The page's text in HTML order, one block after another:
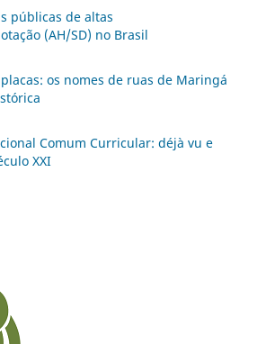
públicas de altas
(AH/SD) no Brasil
os nomes de ruas de Maringá
Comum Curricular: déjà vu e
XXI